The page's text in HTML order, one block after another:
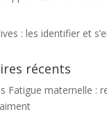
: les identifier et
récents
Fatigue maternelle :